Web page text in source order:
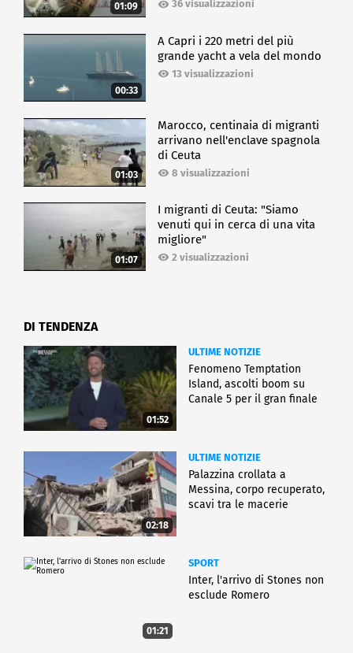
01:09 36 visualizzazioni
00:33
A Capri i 220 metri del più
grande yacht a vela del mondo
13 visualizzazioni
01:03
Marocco, centinaia di migranti
arrivano nell'enclave spagnola
di Ceuta
8 visualizzazioni
01:07
I migranti di Ceuta: "Siamo
venuti qui in cerca di una vita
migliore"
2 visualizzazioni
DI TENDENZA
01:52
ULTIME NOTIZIE
Fenomeno Temptation
Island, ascolti boom su
Canale 5 per il gran finale
02:18
ULTIME NOTIZIE
Palazzina crollata a
Messina, corpo recuperato,
scavi tra le macerie
01:21
SPORT
Inter, l'arrivo di Stones non
esclude Romero